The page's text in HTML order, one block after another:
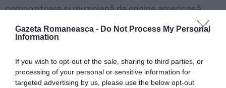
Gazeta Romaneasca - Do Not Process My Personal
Information
If you wish to opt-out of the sale, sharing to third parties, or
processing of your personal or sensitive information for
targeted advertising by us, please use the below opt-out
compozitoare şi muziciană de origine americană.
Totodată, ICR organizează o serie de evenimente, în
WashingtonD.C. Astfel, va avea loc o expoziţie de
fotografii, documente, înscrisuri şi afişe dedicate